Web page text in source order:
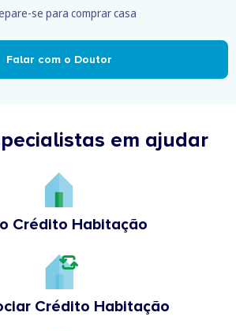
se para comprar casa
Falar com o Doutor
em ajudar
Crédito Habitação
Crédito Habitação